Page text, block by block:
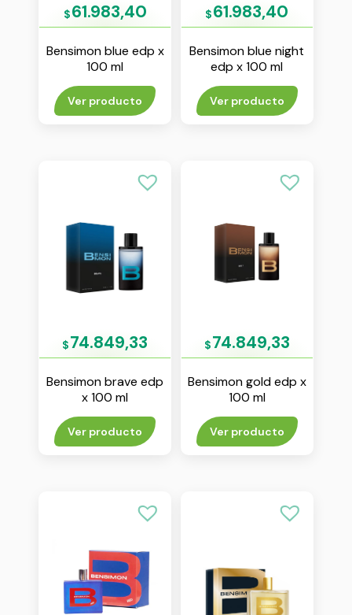
$61.983,40
Bensimon blue edp x
100 ml
Ver producto
$61.983,40
Bensimon blue night
edp x 100 ml
Ver producto
$74.849,33
Bensimon brave edp
x 100 ml
Ver producto
$74.849,33
Bensimon gold edp x
100 ml
Ver producto